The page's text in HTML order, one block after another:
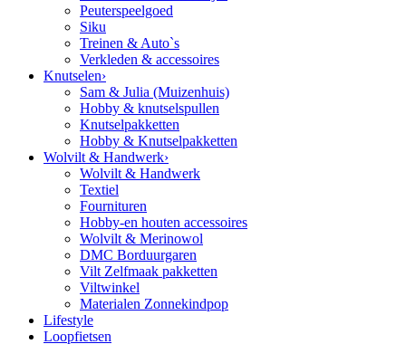
Peuterspeelgoed
Siku
Treinen & Auto`s
Verkleden & accessoires
Knutselen›
Sam & Julia (Muizenhuis)
Hobby & knutselspullen
Knutselpakketten
Hobby & Knutselpakketten
Wolvilt & Handwerk›
Wolvilt & Handwerk
Textiel
Fournituren
Hobby-en houten accessoires
Wolvilt & Merinowol
DMC Borduurgaren
Vilt Zelfmaak pakketten
Viltwinkel
Materialen Zonnekindpop
Lifestyle
Loopfietsen